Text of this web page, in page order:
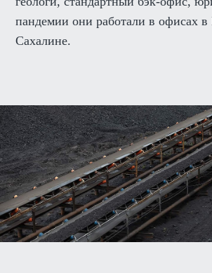
пандемии они работали в офисах
Сахалине.